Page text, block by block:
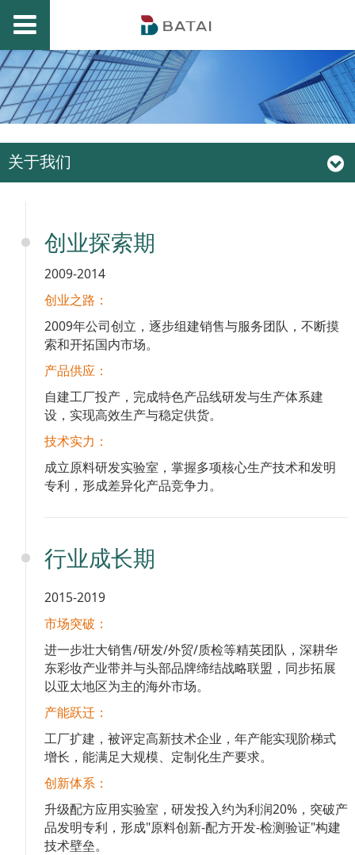
关于我们
创业探索期
2009-2014
创业之路：
2009年公司创立，逐步组建销售与服务团队，不断摸
索和开拓国内市场。
产品供应：
自建工厂投产，完成特色产品线研发与生产体系建
设，实现高效生产与稳定供货。
技术实力：
成立原料研发实验室，掌握多项核心生产技术和发明
专利，形成差异化产品竞争力。
行业成长期
2015-2019
市场突破：
进一步壮大销售/研发/外贸/质检等精英团队，深耕华
东彩妆产业带并与头部品牌缔结战略联盟，同步拓展
以亚太地区为主的海外市场。
产能跃迁：
工厂扩建，被评定高新技术企业，年产能实现阶梯式
增长，能满足大规模、定制化生产要求。
创新体系：
升级配方应用实验室，研发投入约为利润20%，突破产
品发明专利，形成"原料创新-配方开发-检测验证"构建
技术壁垒。